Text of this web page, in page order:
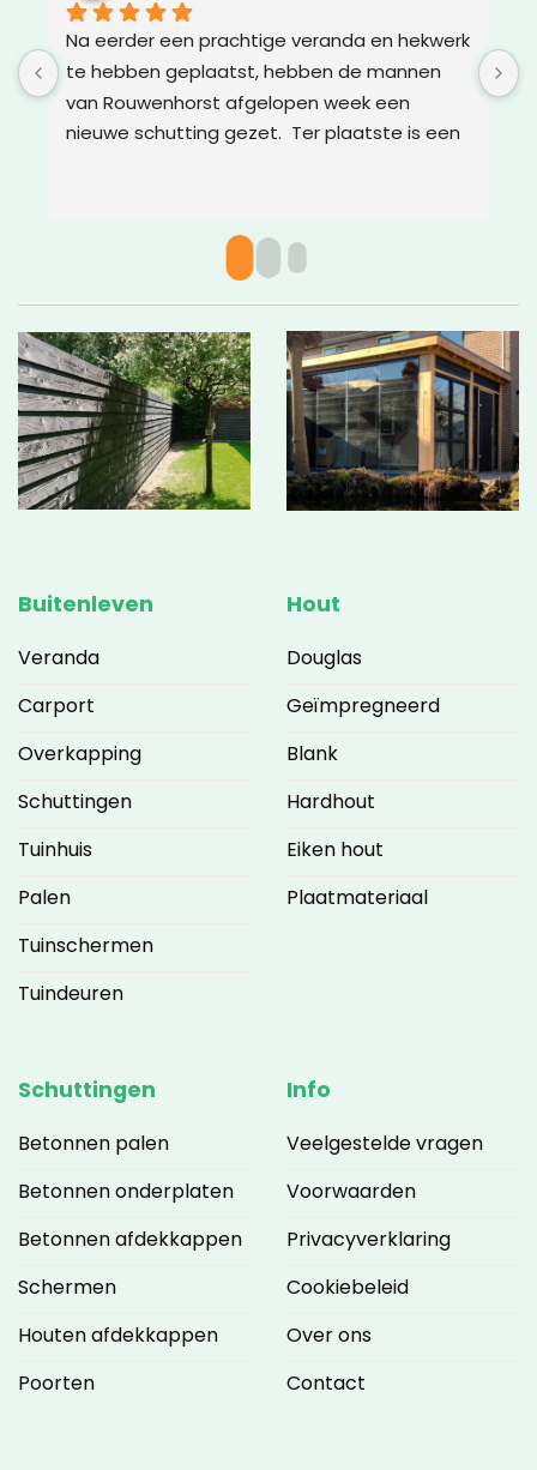
Na eerder een prachtige veranda en hekwerk
te hebben geplaatst, hebben de mannen
van Rouwenhorst afgelopen week een
nieuwe schutting gezet.  Ter plaatste is een
Buitenleven
Veranda
Carport
Overkapping
Schuttingen
Tuinhuis
Palen
Tuinschermen
Tuindeuren
Hout
Douglas
Geïmpregneerd
Blank
Hardhout
Eiken hout
Plaatmateriaal
Schuttingen
Betonnen palen
Betonnen onderplaten
Betonnen afdekkappen
Schermen
Houten afdekkappen
Poorten
Info
Veelgestelde vragen
Voorwaarden
Privacyverklaring
Cookiebeleid
Over ons
Contact